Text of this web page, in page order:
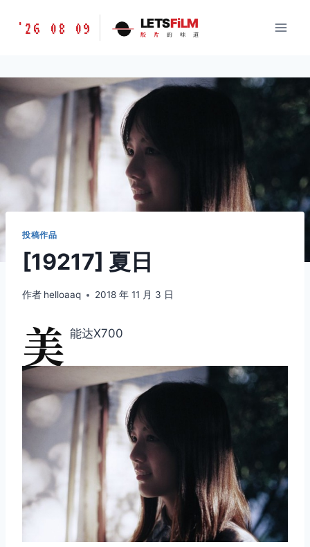
胶
味
道
'26 08 09 LETSFiLM
胶 片 的 味 道
投稿作品
[19217] 夏日
作者 helloaaq 2018 年 11 月 3 日
美 能达X700